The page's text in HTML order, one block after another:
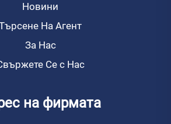
Новини
На Агент
За Нас
Се с Нас
на фирмата